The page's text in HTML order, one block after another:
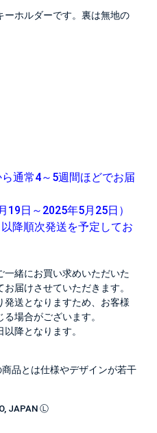
ーホルダーです。裏は無地の
通常4～5週間ほどでお届
日～2025年5月25日）
降順次発送を予定してお
一緒にお買い求めいただいた
届けさせていただきます。
発送となりますため、お客様
場合がございます。
降となります。
品とは仕様やデザインが若干
JAPAN Ⓛ